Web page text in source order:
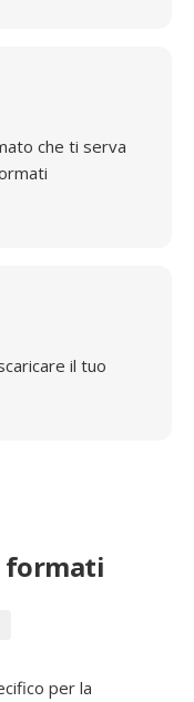
che ti serva
il tuo
formati
per la